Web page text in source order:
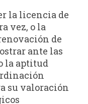
la licencia de
vez, o la
de
ante las
la aptitud
su valoración